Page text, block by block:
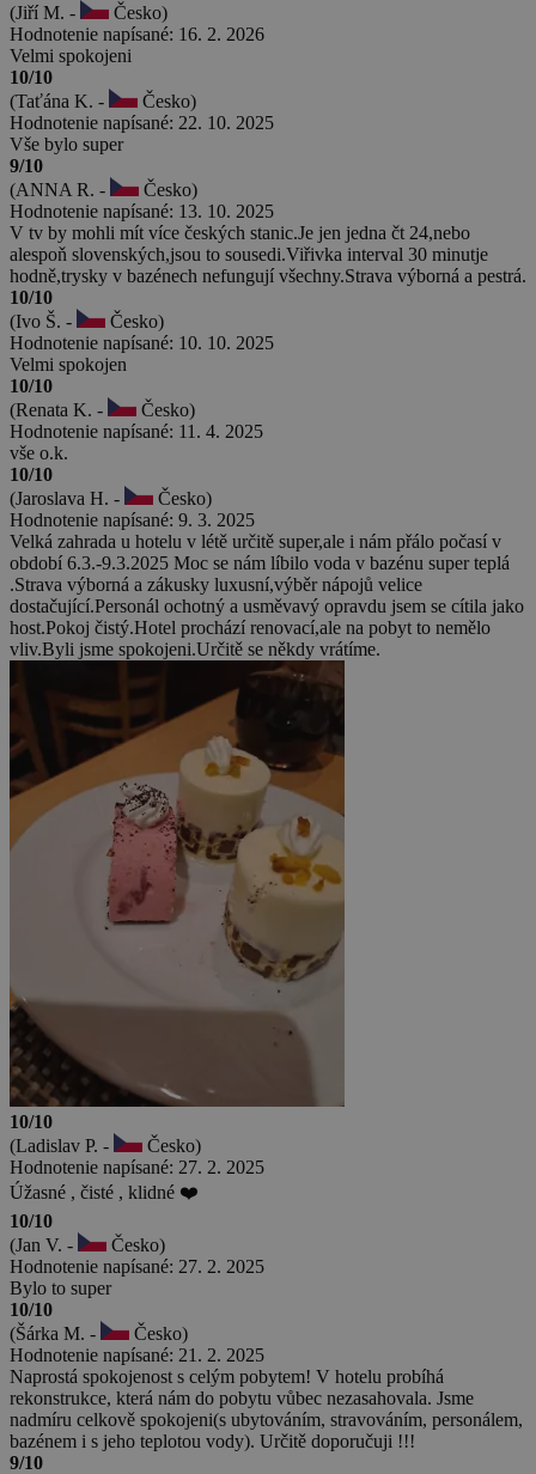
(Jiří M. -
Česko)
Hodnotenie napísané: 16. 2. 2026
Velmi spokojeni
10/10
(Taťána K. -
Česko)
Hodnotenie napísané: 22. 10. 2025
Vše bylo super
9/10
(ANNA R. -
Česko)
Hodnotenie napísané: 13. 10. 2025
V tv by mohli mít více českých stanic.Je jen jedna čt 24,nebo
alespoň slovenských,jsou to sousedi.Viřivka interval 30 minutje
hodně,trysky v bazénech nefungují všechny.Strava výborná a pestrá.
10/10
(Ivo Š. -
Česko)
Hodnotenie napísané: 10. 10. 2025
Velmi spokojen
10/10
(Renata K. -
Česko)
Hodnotenie napísané: 11. 4. 2025
vše o.k.
10/10
(Jaroslava H. -
Česko)
Hodnotenie napísané: 9. 3. 2025
Velká zahrada u hotelu v létě určitě super,ale i nám přálo počasí v
období 6.3.-9.3.2025 Moc se nám líbilo voda v bazénu super teplá
.Strava výborná a zákusky luxusní,výběr nápojů velice
dostačující.Personál ochotný a usměvavý opravdu jsem se cítila jako
host.Pokoj čistý.Hotel prochází renovací,ale na pobyt to nemělo
vliv.Byli jsme spokojeni.Určitě se někdy vrátíme.
10/10
(Ladislav P. -
Česko)
Hodnotenie napísané: 27. 2. 2025
Úžasné , čisté , klidné ❤️
10/10
(Jan V. -
Česko)
Hodnotenie napísané: 27. 2. 2025
Bylo to super
10/10
(Šárka M. -
Česko)
Hodnotenie napísané: 21. 2. 2025
Naprostá spokojenost s celým pobytem! V hotelu probíhá
rekonstrukce, která nám do pobytu vůbec nezasahovala. Jsme
nadmíru celkově spokojeni(s ubytováním, stravováním, personálem,
bazénem i s jeho teplotou vody). Určitě doporučuji !!!
9/10